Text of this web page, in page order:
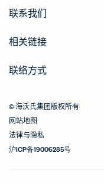
联系我们
相关链接
联络方式
© 海沃氏集团版权所有
网站地图
法律与隐私
沪ICP备19006285号